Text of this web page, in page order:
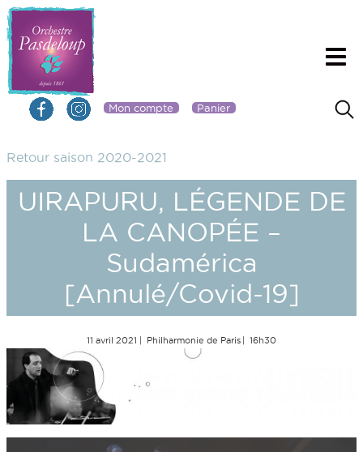
Mon compte Panier
Retour saison 2020-2021
UIRAPURU, LÉGENDE DE
LA CANOPÉE –
Sudamérica
[Annulé/Covid-19]
11 avril 2021 Philharmonie de Paris 16h30